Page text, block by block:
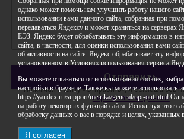
однако может помочь нам улучшить работу нашего
использовании вами данного сайта, собранная при
передаваться Яндексу и может храниться на серверах
ЕЭЗ. Яндекс будет обрабатывать эту информацию в
сайта, в частности, для оценки использования вами
об активности на сайте. Яндекс обрабатывает эту
установленном в Условиях использования сервиса
Вы можете отказаться от использования cookies,
настройки в браузере. Также вы можете использовать
https://yandex.ru/support/metrika/general/opt-out.html
на работу некоторых функций сайта. Используя этот
обработку данных о вас в порядке и целях, указанных
Я согласен
Отправить
*Нажимая кнопку «Отправить», я соглашаюсь
персональных данных